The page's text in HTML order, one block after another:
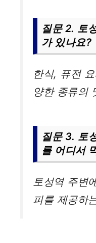
질문 2. 토
가 있나요?
한식, 퓨전
양한 종류의
질문 3. 토
를 어디서
토성역 주변
피를 제공하